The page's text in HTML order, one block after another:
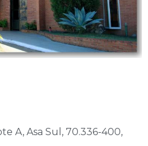
A, Asa Sul, 70.336-400,